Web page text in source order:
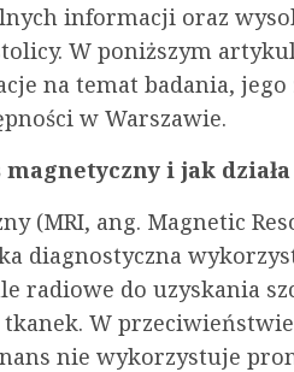
informacji oraz
W poniższym
na temat badania, jego
w Warszawie.
i jak działa
(MRI, ang. Magnetic
diagnostyczna
radiowe do uzyskania
W
nie wykorzystuje